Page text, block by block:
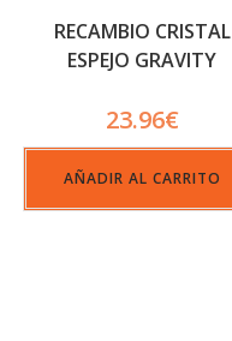
RECAMBIO CRISTAL
ESPEJO GRAVITY
23.96€
AÑADIR AL CARRITO